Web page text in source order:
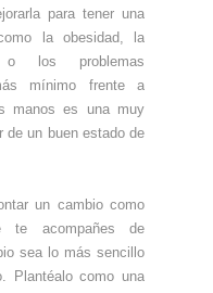
para tener una
la obesidad, la
o los problemas
mínimo frente a
manos es una muy
de un buen estado de
un cambio como
te acompañes de
sea lo más sencillo
Plantéalo como una